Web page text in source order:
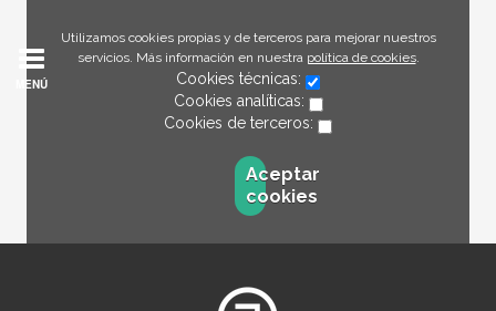
Utilizamos cookies propias y de terceros para mejorar nuestros
servicios. Más información en nuestra política de cookies.
Cookies técnicas:
Cookies analíticas:
Cookies de terceros:
Aceptar
cookies
MENÚ